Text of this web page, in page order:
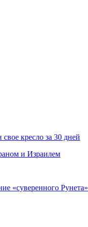
кресло за 30 дней
и Израилем
«суверенного